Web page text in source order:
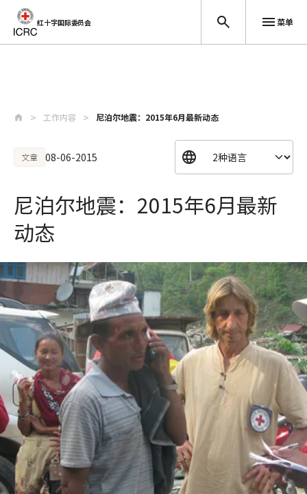
红十字国际委员会 菜单
工作内容 尼泊尔地震：2015年6月最新动态
文章 08-06-2015
尼泊尔地震：2015年6月最新
动态